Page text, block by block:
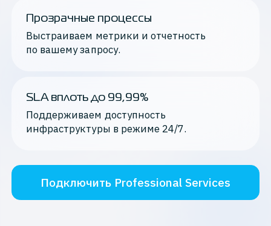
Прозрачные процессы
Выстраиваем метрики и отчетность
по вашему запросу.
SLA вплоть до 99,99%
Поддерживаем доступность
инфраструктуры в режиме 24/7.
Подключить Professional Services